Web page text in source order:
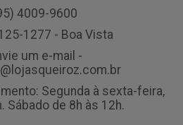
4009-9600
1277 - Boa Vista
um e-mail -
Segunda à sexta-feira,
Sábado de 8h às 12h.